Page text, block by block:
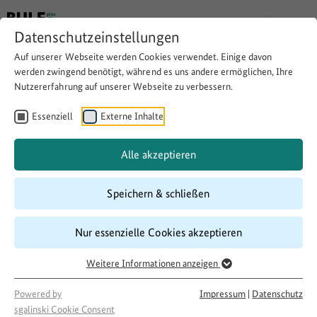
Datenschutzeinstellungen
Auf unserer Webseite werden Cookies verwendet. Einige davon
werden zwingend benötigt, während es uns andere ermöglichen, Ihre
Nutzererfahrung auf unserer Webseite zu verbessern.
Essenziell Externe Inhalte
Alle akzeptieren
Speichern & schließen
Nur essenzielle Cookies akzeptieren
Weitere Informationen anzeigen
Powered by
sgalinski Cookie Consent
Impressum | Datenschutz
Anschaffung einer
Ballmaschine samt Zubehör
Website besuchen Download Copy link
02/2018
Förderung
500 LandInitiativen